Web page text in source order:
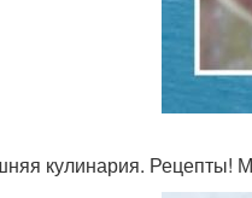
кулинария. Рецепты!